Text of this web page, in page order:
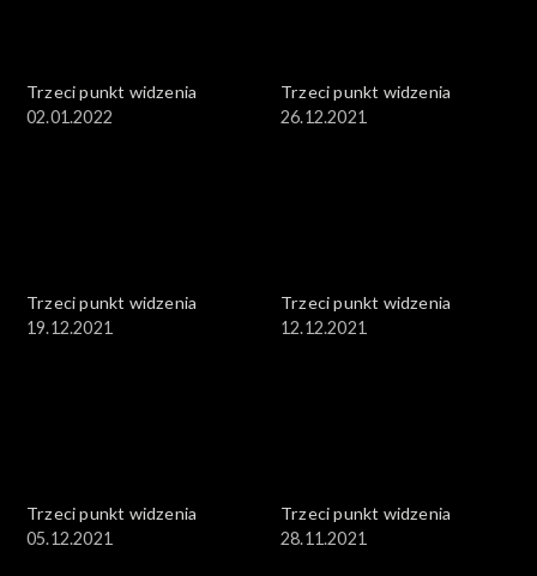
Trzeci punkt widzenia
02.01.2022
Trzeci punkt widzenia
26.12.2021
Trzeci punkt widzenia
19.12.2021
Trzeci punkt widzenia
12.12.2021
Trzeci punkt widzenia
05.12.2021
Trzeci punkt widzenia
28.11.2021